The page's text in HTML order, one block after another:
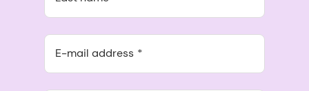
E-mail address